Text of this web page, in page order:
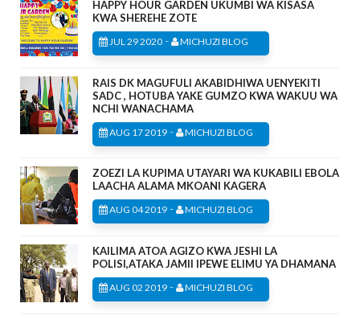
HAPPY HOUR GARDEN UKUMBI WA KISASA
KWA SHEREHE ZOTE
JUL 29 2020 - MICHUZI BLOG
RAIS DK MAGUFULI AKABIDHIWA UENYEKITI
SADC , HOTUBA YAKE GUMZO KWA WAKUU WA
NCHI WANACHAMA
AUG 17 2019 - MICHUZI BLOG
ZOEZI LA KUPIMA UTAYARI WA KUKABILI EBOLA
LAACHA ALAMA MKOANI KAGERA
AUG 04 2019 - MICHUZI BLOG
KAILIMA ATOA AGIZO KWA JESHI LA
POLISI,ATAKA JAMII IPEWE ELIMU YA DHAMANA
AUG 02 2019 - MICHUZI BLOG